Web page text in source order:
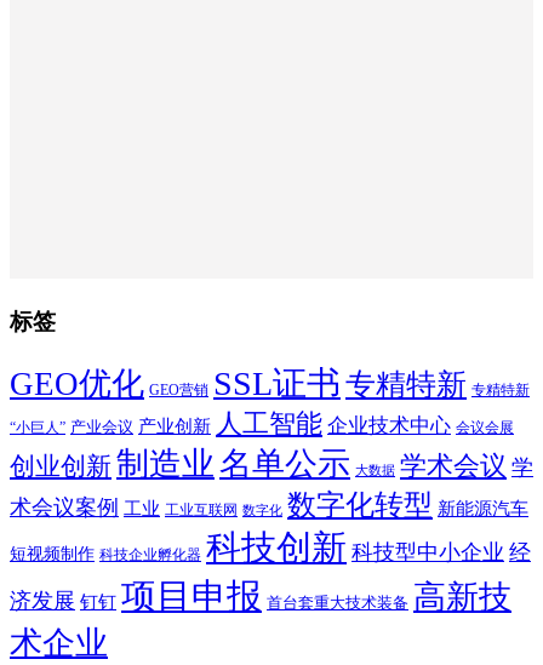
标签
GEO优化 GEO营销 SSL证书 专精特新 专精特新
“小巨人” 产业会议 产业创新 人工智能 企业技术中心 会议会展
创业创新制造业 名单公示 大数据 学术会议 学
术会议案例 工业 工业互联网 数字化 数字化转型 新能源汽车
短视频制作 科技企业孵化器 科技创新 科技型中小企业 经
济发展 钉钉 项目申报 首台套重大技术装备 高新技
术企业